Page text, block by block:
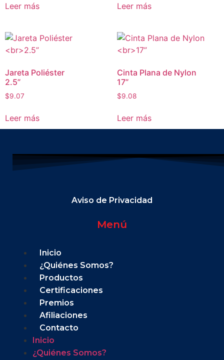
Leer más Leer más
Jareta Poliéster
2.5”
$9.07
Leer más
Cinta Plana de Nylon
17”
$9.08
Leer más
Aviso de Privacidad
Menú
Inicio
¿Quiénes Somos?
Productos
Certificaciones
Premios
Afiliaciones
Contacto
Inicio
¿Quiénes Somos?